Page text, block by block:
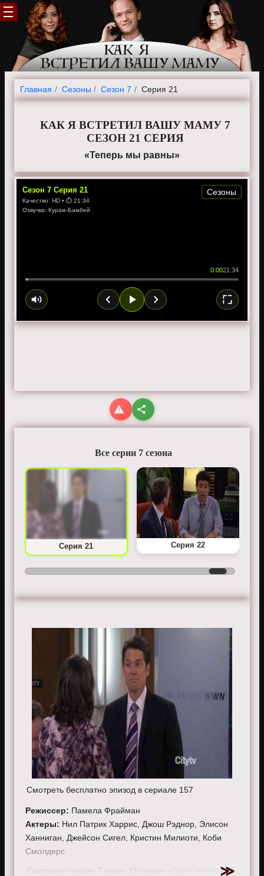
Главная Cезоны Сезон 7 Серия 21
КАК Я ВСТРЕТИЛ ВАШУ МАМУ 7
СЕЗОН 21 СЕРИЯ
«Теперь мы равны»
Сезон 7 Серия 21
Качество: HD • ⏱ 21:34
Озвучка: Кураж-Бамбей
0:0021:34
Сезоны
Все серии 7 сезона
Серия 21 Серия 22
Смотреть бесплатно эпизод в сериале 157
Режиссер: Памела Фрайман
Актеры: Нил Патрик Харрис, Джош Рэднор, Элисон
Ханниган, Джейсон Сигел, Кристин Милиоти, Коби
Смолдерс.
Смотрите онлайн 7 сезон 21 серию « Как я встретил